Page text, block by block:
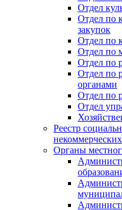
Отдел
Отдел по
закупок
Отдел по
Отдел по
Отдел по
Отдел по
органами
Отдел по
Отдел
Реестр
Органы